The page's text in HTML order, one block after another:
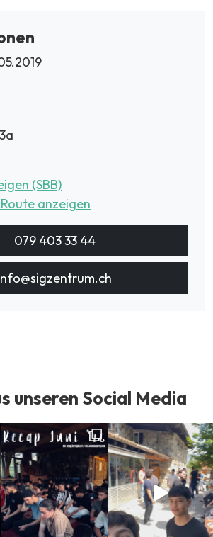
(SBB)
anzeigen
079 403 33 44
unseren Social Media